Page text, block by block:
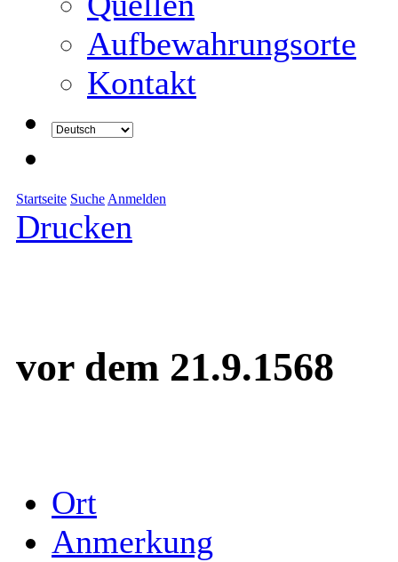
Aufbewahrungsorte
Kontakt
Startseite Suche Anmelden
Drucken
vor dem 21.9.1568
Ort
Anmerkung